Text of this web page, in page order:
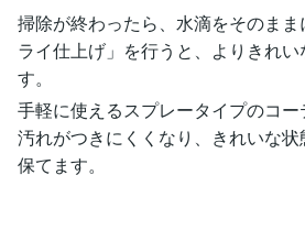
掃除が終わったら、水滴をそのま
ライ仕上げ」を行うと、よりきれい
す。
手軽に使えるスプレータイプのコー
汚れがつきにくくなり、きれいな状
保てます。